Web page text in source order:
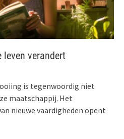
leven verandert
is tegenwoordig niet
maatschappij. Het
nieuwe vaardigheden opent